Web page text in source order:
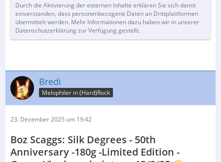
Durch die Aktivierung der externen Inhalte erklären Sie sich damit
einverstanden, dass personenbezogene Daten an Drittplattformen
übermittelt werden. Mehr Informationen dazu haben wir in unserer
Datenschutzerklärung zur Verfügung gestellt.
Bredi
Melophiler in (Hard)Rock
23. Dezember 2025 um 19:42
Boz Scaggs: Silk Degrees - 50th
Anniversary -180g -Limited Edition -